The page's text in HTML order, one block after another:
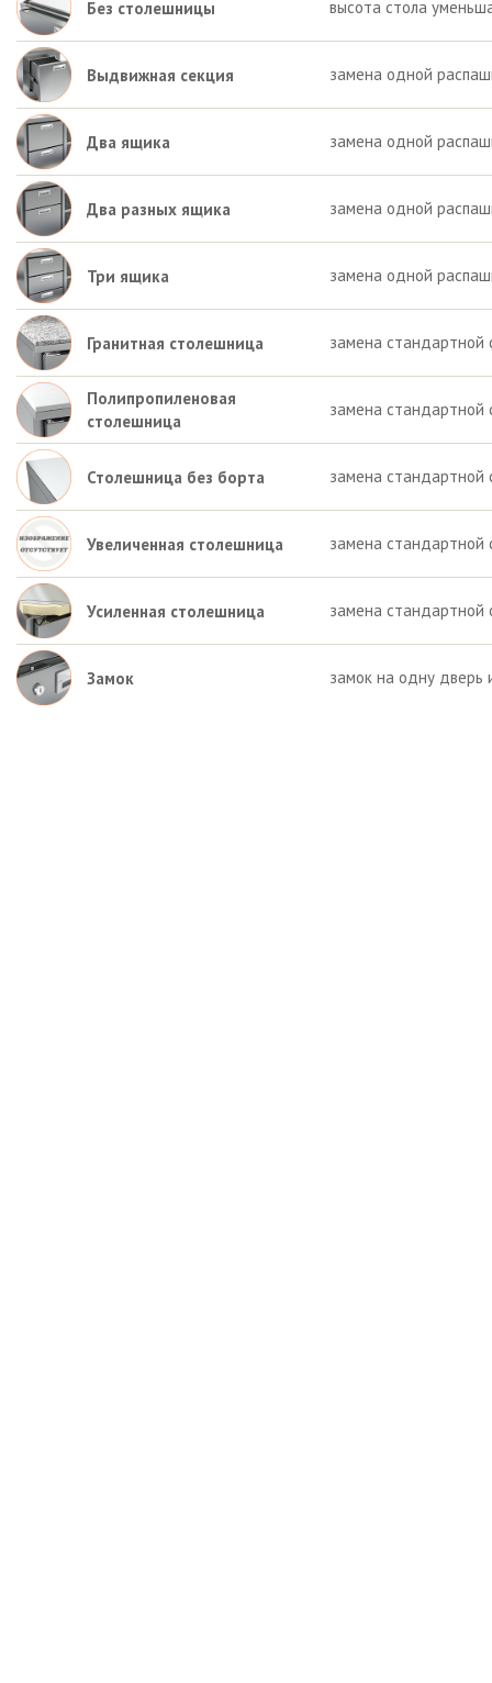
Без столешницы высота стола
Выдвижная секция замена одной
Два ящика замена одной
Два разных ящика замена одной
Три ящика замена одной
Гранитная столешница замена стандартной
Полипропиленовая
столешница
замена стандартной
Столешница без борта замена стандартной
Увеличенная столешница замена стандартной
Усиленная столешница замена стандартной
Замок замок на одну дверь